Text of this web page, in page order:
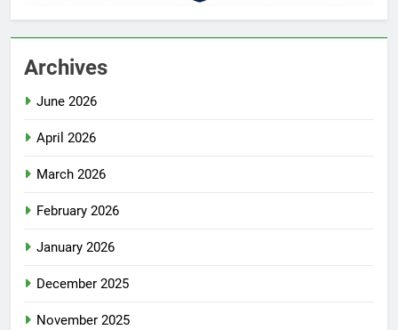
Archives
June 2026
April 2026
March 2026
February 2026
January 2026
December 2025
November 2025